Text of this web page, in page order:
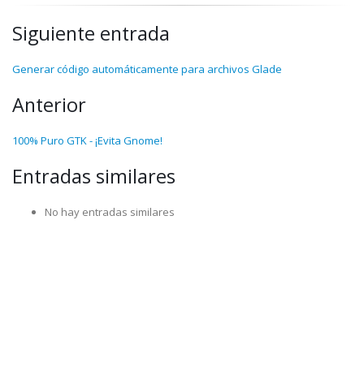
# Start the program
gtk . main()
Siguiente entrada
Generar código automáticamente para archivos Glade
Anterior
100% Puro GTK - ¡Evita Gnome!
Entradas similares
No hay entradas similares